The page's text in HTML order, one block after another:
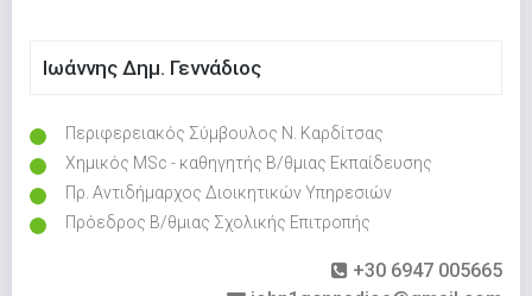
Ιωάννης Δημ. Γεννάδιος
Περιφερειακός Σύμβουλος Ν. Καρδίτσας
Χημικός MSc - καθηγητής Β/θμιας Εκπαίδευσης
Πρ. Αντιδήμαρχος Διοικητικών Υπηρεσιών
Πρόεδρος Β/θμιας Σχολικής Επιτροπής
+30 6947 005665